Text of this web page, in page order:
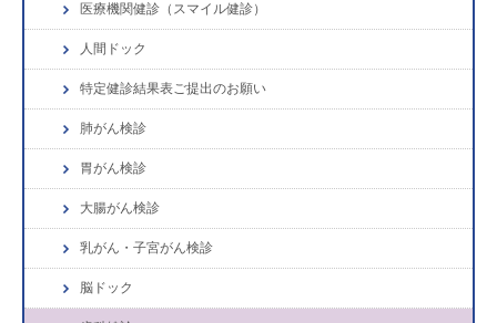
医療機関健診（スマイル健診）
人間ドック
特定健診結果表ご提出のお願い
肺がん検診
胃がん検診
大腸がん検診
乳がん・子宮がん検診
脳ドック